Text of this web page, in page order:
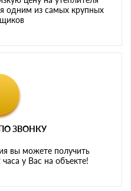
одним из самых крупных
ЗВОНКУ
вы можете получить
у Вас на объекте!